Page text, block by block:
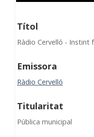
Títol
Ràdio Cervelló - Instint
Emissora
Ràdio Cervelló
Titularitat
Pública municipal